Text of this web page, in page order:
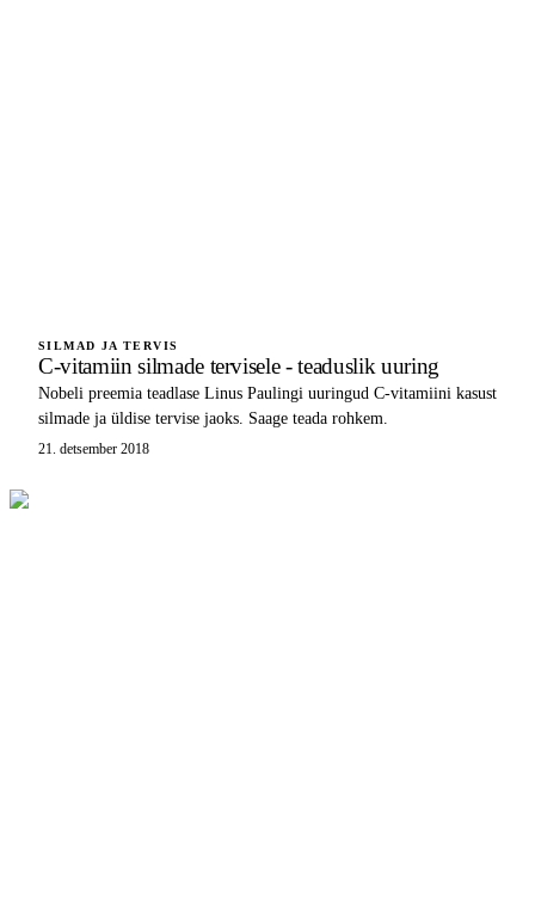
SILMAD JA TERVIS
C-vitamiin silmade tervisele - teaduslik uuring
Nobeli preemia teadlase Linus Paulingi uuringud C-vitamiini kasust
silmade ja üldise tervise jaoks. Saage teada rohkem.
21. detsember 2018